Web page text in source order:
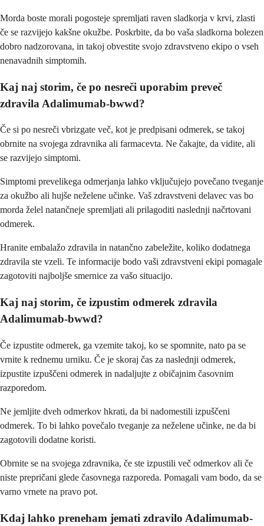
Morda boste morali pogosteje spremljati raven sladkorja v krvi, zlasti
če se razvijejo kakšne okužbe. Poskrbite, da bo vaša sladkorna bolezen
dobro nadzorovana, in takoj obvestite svojo zdravstveno ekipo o vseh
nenavadnih simptomih.
Kaj naj storim, če po nesreči uporabim preveč
zdravila Adalimumab-bwwd?
Če si po nesreči vbrizgate več, kot je predpisani odmerek, se takoj
obrnite na svojega zdravnika ali farmacevta. Ne čakajte, da vidite, ali
se razvijejo simptomi.
Simptomi prevelikega odmerjanja lahko vključujejo povečano tveganje
za okužbo ali hujše neželene učinke. Vaš zdravstveni delavec vas bo
morda želel natančneje spremljati ali prilagoditi naslednji načrtovani
odmerek.
Hranite embalažo zdravila in natančno zabeležite, koliko dodatnega
zdravila ste vzeli. Te informacije bodo vaši zdravstveni ekipi pomagale
zagotoviti najboljše smernice za vašo situacijo.
Kaj naj storim, če izpustim odmerek zdravila
Adalimumab-bwwd?
Če izpustite odmerek, ga vzemite takoj, ko se spomnite, nato pa se
vrnite k rednemu urniku. Če je skoraj čas za naslednji odmerek,
izpustite izpuščeni odmerek in nadaljujte z običajnim časovnim
razporedom.
Ne jemljite dveh odmerkov hkrati, da bi nadomestili izpuščeni
odmerek. To bi lahko povečalo tveganje za neželene učinke, ne da bi
zagotovili dodatne koristi.
Obrnite se na svojega zdravnika, če ste izpustili več odmerkov ali če
niste prepričani glede časovnega razporeda. Pomagali vam bodo, da se
varno vrnete na pravo pot.
Kdaj lahko preneham jemati zdravilo Adalimumab-